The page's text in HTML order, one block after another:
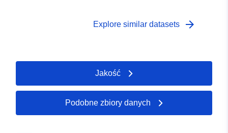
Explore similar datasets arrow_forward
Jakość
Podobne zbiory danych